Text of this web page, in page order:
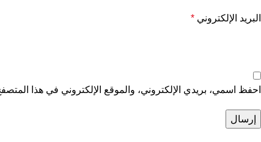
البريد الإلكتروني *
احفظ اسمي، بريدي الإلكتروني، والموقع الإلكتروني في هذا